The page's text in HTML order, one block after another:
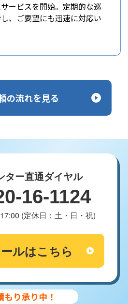
ービスを開始。定期的な巡
、ご要望にも迅速に対応い
の流れを見る
ター直通ダイヤル
16-1124
(定休日：土・日・祝)
ルはこちら